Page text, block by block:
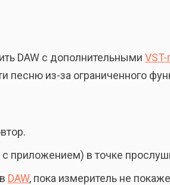
DAW с дополнительными
песню из-за ограниченного
приложением) в точке
DAW, пока измеритель не